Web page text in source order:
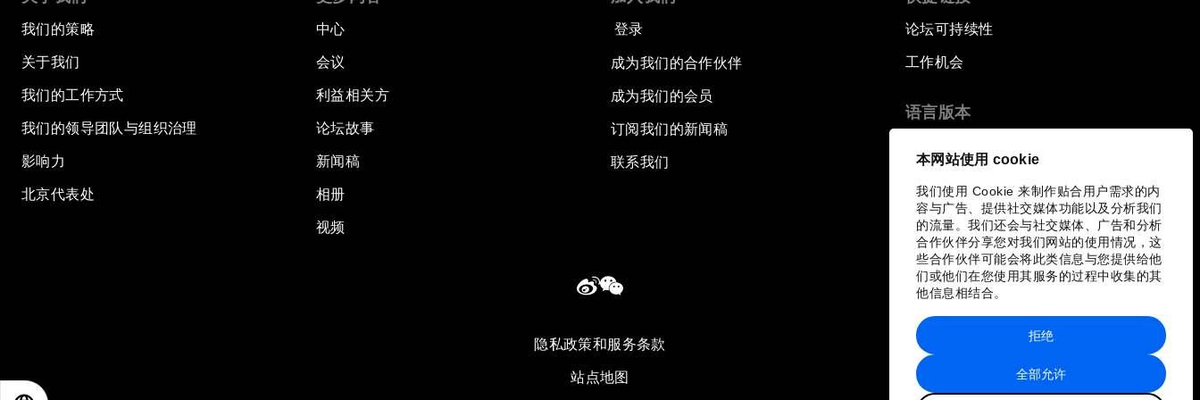
本网站使用 cookie
我们使用 Cookie 来制作贴合用户需求的内
容与广告、提供社交媒体功能以及分析我们
的流量。我们还会与社交媒体、广告和分析
合作伙伴分享您对我们网站的使用情况，这
些合作伙伴可能会将此类信息与您提供给他
们或他们在您使用其服务的过程中收集的其
他信息相结合。
全部允许
拒绝
我们的策略
关于我们
我们的工作方式
我们的领导团队与组织治理
影响力
北京代表处
中心
会议
利益相关方
论坛故事
新闻稿
相册
视频
登录
成为我们的合作伙伴
成为我们的会员
订阅我们的新闻稿
联系我们
论坛可持续性
工作机会
语言版本
隐私政策和服务条款
站点地图